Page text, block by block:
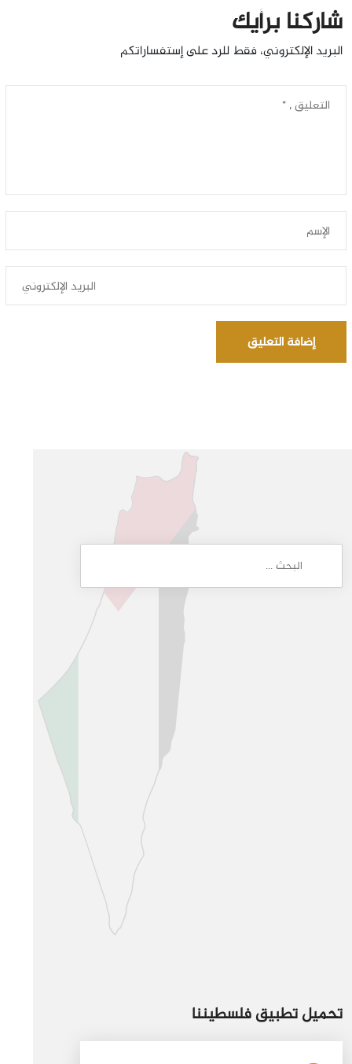
شاركنا برأيك
البريد الإلكتروني، فقط للرد على إستفساراتكم
إضافة التعليق
تحميل تطبيق فلسطيننا